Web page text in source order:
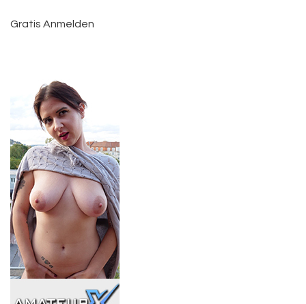
Gratis Anmelden